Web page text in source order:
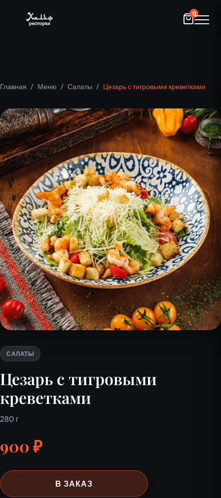
0
Главная / Меню / Салаты / Цезарь с тигровыми креветками
САЛАТЫ
Цезарь с тигровыми
креветками
280 г
900 ₽
В ЗАКАЗ